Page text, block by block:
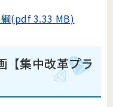
(pdf 3.33 MB)
【集中改革プラ